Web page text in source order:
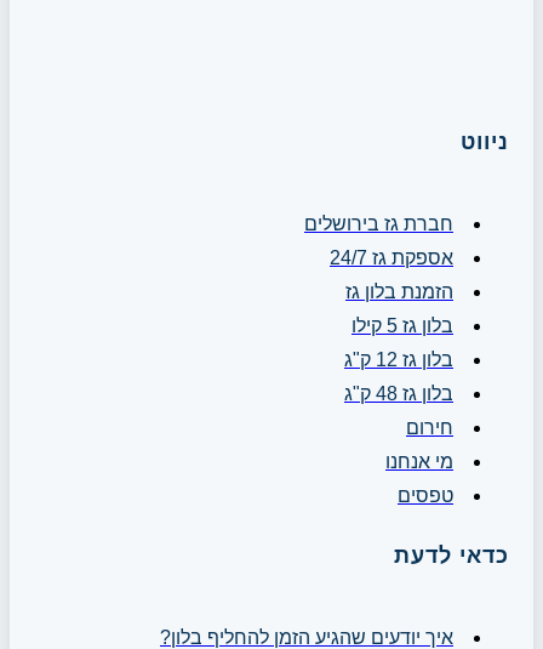
ניווט
חברת גז בירושלים
אספקת גז 24/7
הזמנת בלון גז
בלון גז 5 קילו
בלון גז 12 ק"ג
בלון גז 48 ק"ג
חירום
מי אנחנו
טפסים
כדאי לדעת
איך יודעים שהגיע הזמן להחליף בלון?